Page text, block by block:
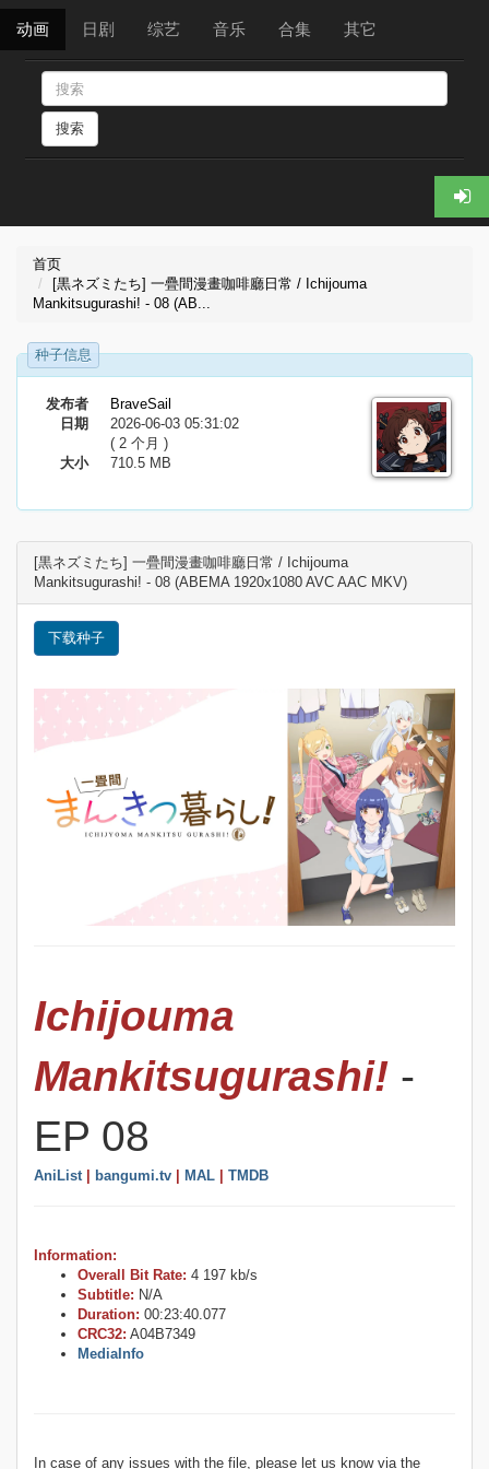
动画 日剧 综艺 音乐 合集 其它
搜索
首页
[黒ネズミたち] 一疊間漫畫咖啡廳日常 / Ichijouma
Mankitsugurashi! - 08 (AB...
种子信息
发布者
BraveSail
日期
2026-06-03 05:31:02
( 2 个月 )
大小
710.5 MB
[黒ネズミたち] 一疊間漫畫咖啡廳日常 / Ichijouma
Mankitsugurashi! - 08 (ABEMA 1920x1080 AVC AAC MKV)
下载种子
Ichijouma
Mankitsugurashi! -
EP 08
AniList| bangumi.tv MAL TMDB
Information:
Overall Bit Rate: 4 197 kb/s
Subtitle: N/A
Duration: 00:23:40.077
CRC32: A04B7349
MediaInfo
In case of any issues with the file, please let us know via the